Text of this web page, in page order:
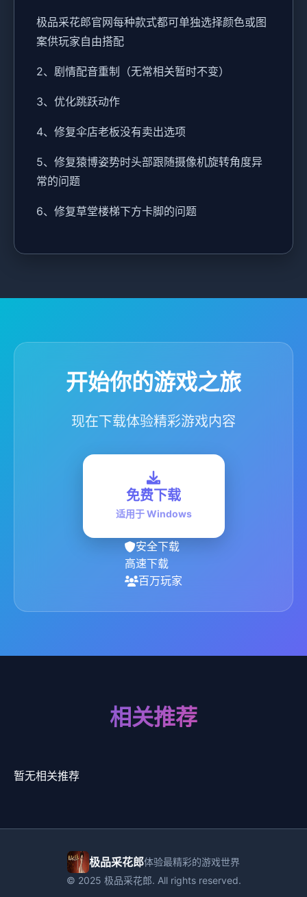
极品采花郎官网每种款式都可单独选择颜色或图
案供玩家自由搭配
2、剧情配音重制（无常相关暂时不变）
3、优化跳跃动作
4、修复伞店老板没有卖出选项
5、修复猿博姿势时头部跟随摄像机旋转角度异
常的问题
6、修复草堂楼梯下方卡脚的问题
开始你的游戏之旅
现在下载体验精彩游戏内容
免费下载
适用于 Windows
安全下载
高速下载
百万玩家
相关推荐
暂无相关推荐
极品采花郎体验最精彩的游戏世界
© 2025 极品采花郎. All rights reserved.